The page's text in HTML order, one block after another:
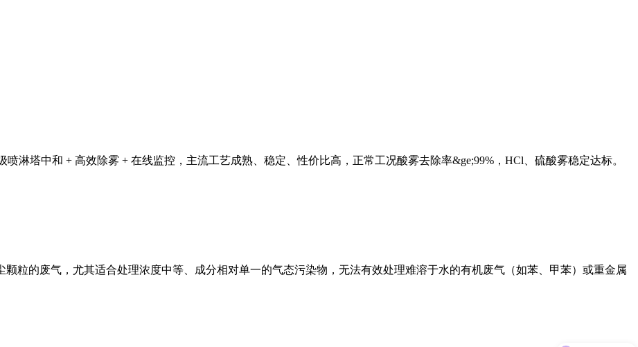
淋塔中和 + 高效除雾 + 在线监控，主流工艺成熟、稳定、性价比高，正常工况酸雾去除率&ge;99%，HCl、硫酸雾稳定达标。
粒的废气，尤其适合处理浓度中等、成分相对单一的气态污染物，无法有效处理难溶于水的有机废气（如苯、甲苯）或重金属